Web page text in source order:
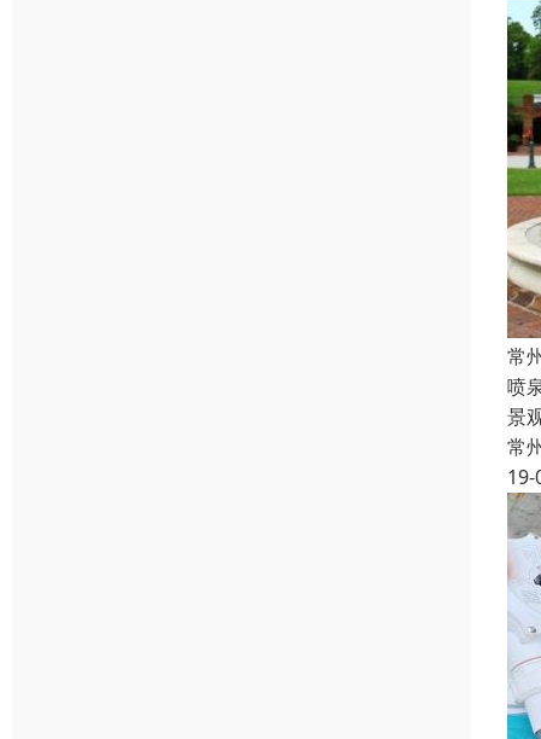
常
喷
景
常
19-